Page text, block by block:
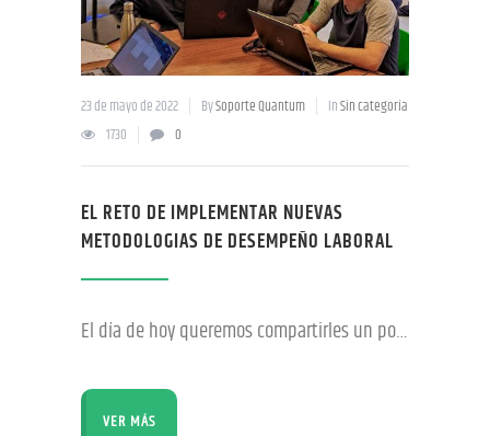
23 de mayo de 2022 BySoporte Quantum InSin categoría
1730
0
EL RETO DE IMPLEMENTAR NUEVAS
METODOLOGIAS DE DESEMPEÑO LABORAL
El día de hoy queremos compartirles un poco acerca de una nueva forma de trabajo que se ha estado llevando a cabo en la fábrica. Nuestro grupo de ingenieros liderados por nuestro Jefe Nacional de Talleres Mauricio Oroza, nos cuenta un poco sobre cómo fue el reto que decidió asumir cuando propuso la implementación de
VER MÁS